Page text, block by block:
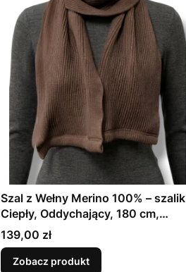
Szal z Wełny Merino 100% – szalik
Ciepły, Oddychający, 180 cm,
Uniwersalny, Różne Kolory
Cena
139,00 zł
Zobacz produkt